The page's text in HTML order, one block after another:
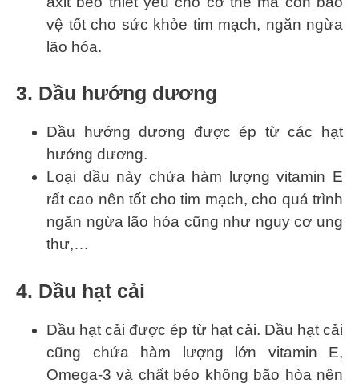
vệ tốt cho sức khỏe tim mạch, ngăn ngừa
lão hóa.
3. Dầu hướng dương
Dầu hướng dương được ép từ các hạt
hướng dương.
Loại dầu này chứa hàm lượng vitamin E
rất cao nên tốt cho tim mạch, cho quá trình
ngăn ngừa lão hóa cũng như nguy cơ ung
thư,…
4. Dầu hạt cải
Dầu hạt cải được ép từ hạt cải. Dầu hạt cải
cũng chứa hàm lượng lớn vitamin E,
Omega-3 và chất béo không bão hòa nên